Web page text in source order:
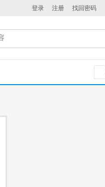
登录 注册 找回密码